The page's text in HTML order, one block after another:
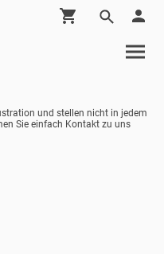
und stellen nicht in jedem
Sie einfach Kontakt zu uns